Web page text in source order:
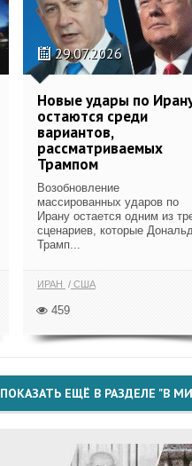
29.07.2026
Новые удары по
остаются среди
вариантов,
рассматриваемых
Трампом
Возобновление
массированных ударов по
Ирану остается одним из
сценариев, которые
Трамп...
ИРАН США
459
ПОКАЗАТЬ ЕЩЁ В РАЗДЕЛЕ "В